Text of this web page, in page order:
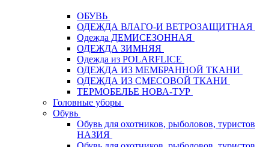
ОБУВЬ
ОДЕЖДА ВЛАГО-И ВЕТРОЗАЩИТНАЯ
Одежда ДЕМИСЕЗОННАЯ
ОДЕЖДА ЗИМНЯЯ
Одежда из POLARFLICE
ОДЕЖДА ИЗ МЕМБРАННОЙ ТКАНИ
ОДЕЖДА ИЗ СМЕСОВОЙ ТКАНИ
ТЕРМОБЕЛЬЕ НОВА-ТУР
Головные уборы
Обувь
Обувь для охотников, рыболовов, туристов
НАЗИЯ